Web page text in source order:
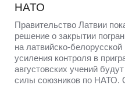
НАТО
Правительство Латвии
решение о закрытии
на латвийско-
усиления контроля в
августовских учений
силы союзников по НАТО.